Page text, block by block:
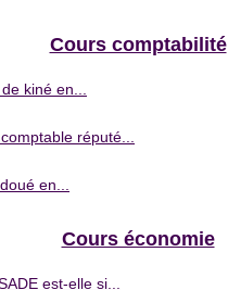
Cours comptabilité
kiné en...
réputé...
en...
Cours économie
est-elle si...